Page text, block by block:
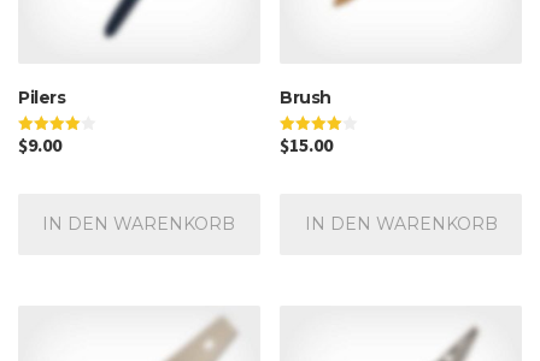
Pilers
Bewertet
mit
$9.00
IN DEN WARENKORB
Brush
Bewertet
mit
$15.00
IN DEN WARENKORB